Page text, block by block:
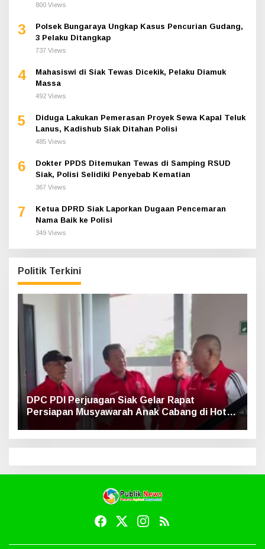
800 Views
3
Polsek Bungaraya Ungkap Kasus Pencurian Gudang,
3 Pelaku Ditangkap
737 Views
4
Mahasiswi di Siak Tewas Dicekik, Pelaku Diamuk
Massa
492 Views
5
Diduga Lakukan Pemerasan Proyek Sewa Kapal Teluk
Lanus, Kadishub Siak Ditahan Polisi
485 Views
6
Dokter PPDS Ditemukan Tewas di Samping RSUD
Siak, Polisi Selidiki Penyebab Kematian
367 Views
7
Ketua DPRD Siak Laporkan Dugaan Pencemaran
Nama Baik ke Polisi
349 Views
Politik Terkini
DPC PDI Perjuagan Siak Gelar Rapat
Persiapan Musyawarah Anak Cabang di Hotel